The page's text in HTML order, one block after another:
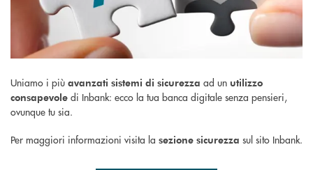
Uniamo i più avanzati sistemi di sicurezza ad un utilizzo
consapevole di Inbank: ecco la tua banca digitale senza pensieri,
ovunque tu sia.
Per maggiori informazioni visita la sezione sicurezza sul sito Inbank.